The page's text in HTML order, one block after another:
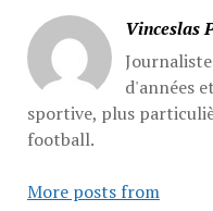
Vinceslas
d'années
sportive, plus
football.
More posts from